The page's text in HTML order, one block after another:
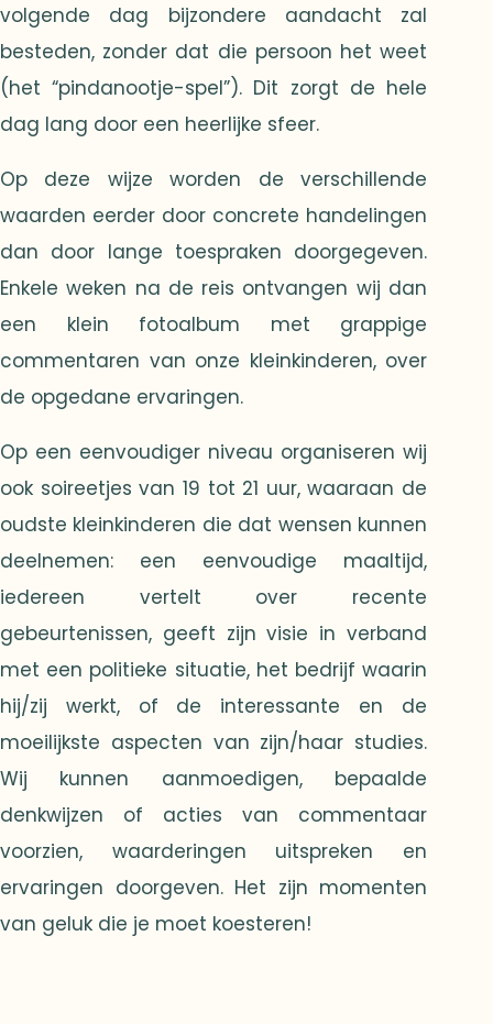
volgende dag bijzondere aandacht zal
besteden, zonder dat die persoon het weet
(het “pindanootje-spel”). Dit zorgt de hele
dag lang door een heerlijke sfeer.
Op deze wijze worden de verschillende
waarden eerder door concrete handelingen
dan door lange toespraken doorgegeven.
Enkele weken na de reis ontvangen wij dan
een klein fotoalbum met grappige
commentaren van onze kleinkinderen, over
de opgedane ervaringen.
Op een eenvoudiger niveau organiseren wij
ook soireetjes van 19 tot 21 uur, waaraan de
oudste kleinkinderen die dat wensen kunnen
deelnemen: een eenvoudige maaltijd,
iedereen vertelt over recente
gebeurtenissen, geeft zijn visie in verband
met een politieke situatie, het bedrijf waarin
hij/zij werkt, of de interessante en de
moeilijkste aspecten van zijn/haar studies.
Wij kunnen aanmoedigen, bepaalde
denkwijzen of acties van commentaar
voorzien, waarderingen uitspreken en
ervaringen doorgeven. Het zijn momenten
van geluk die je moet koesteren!